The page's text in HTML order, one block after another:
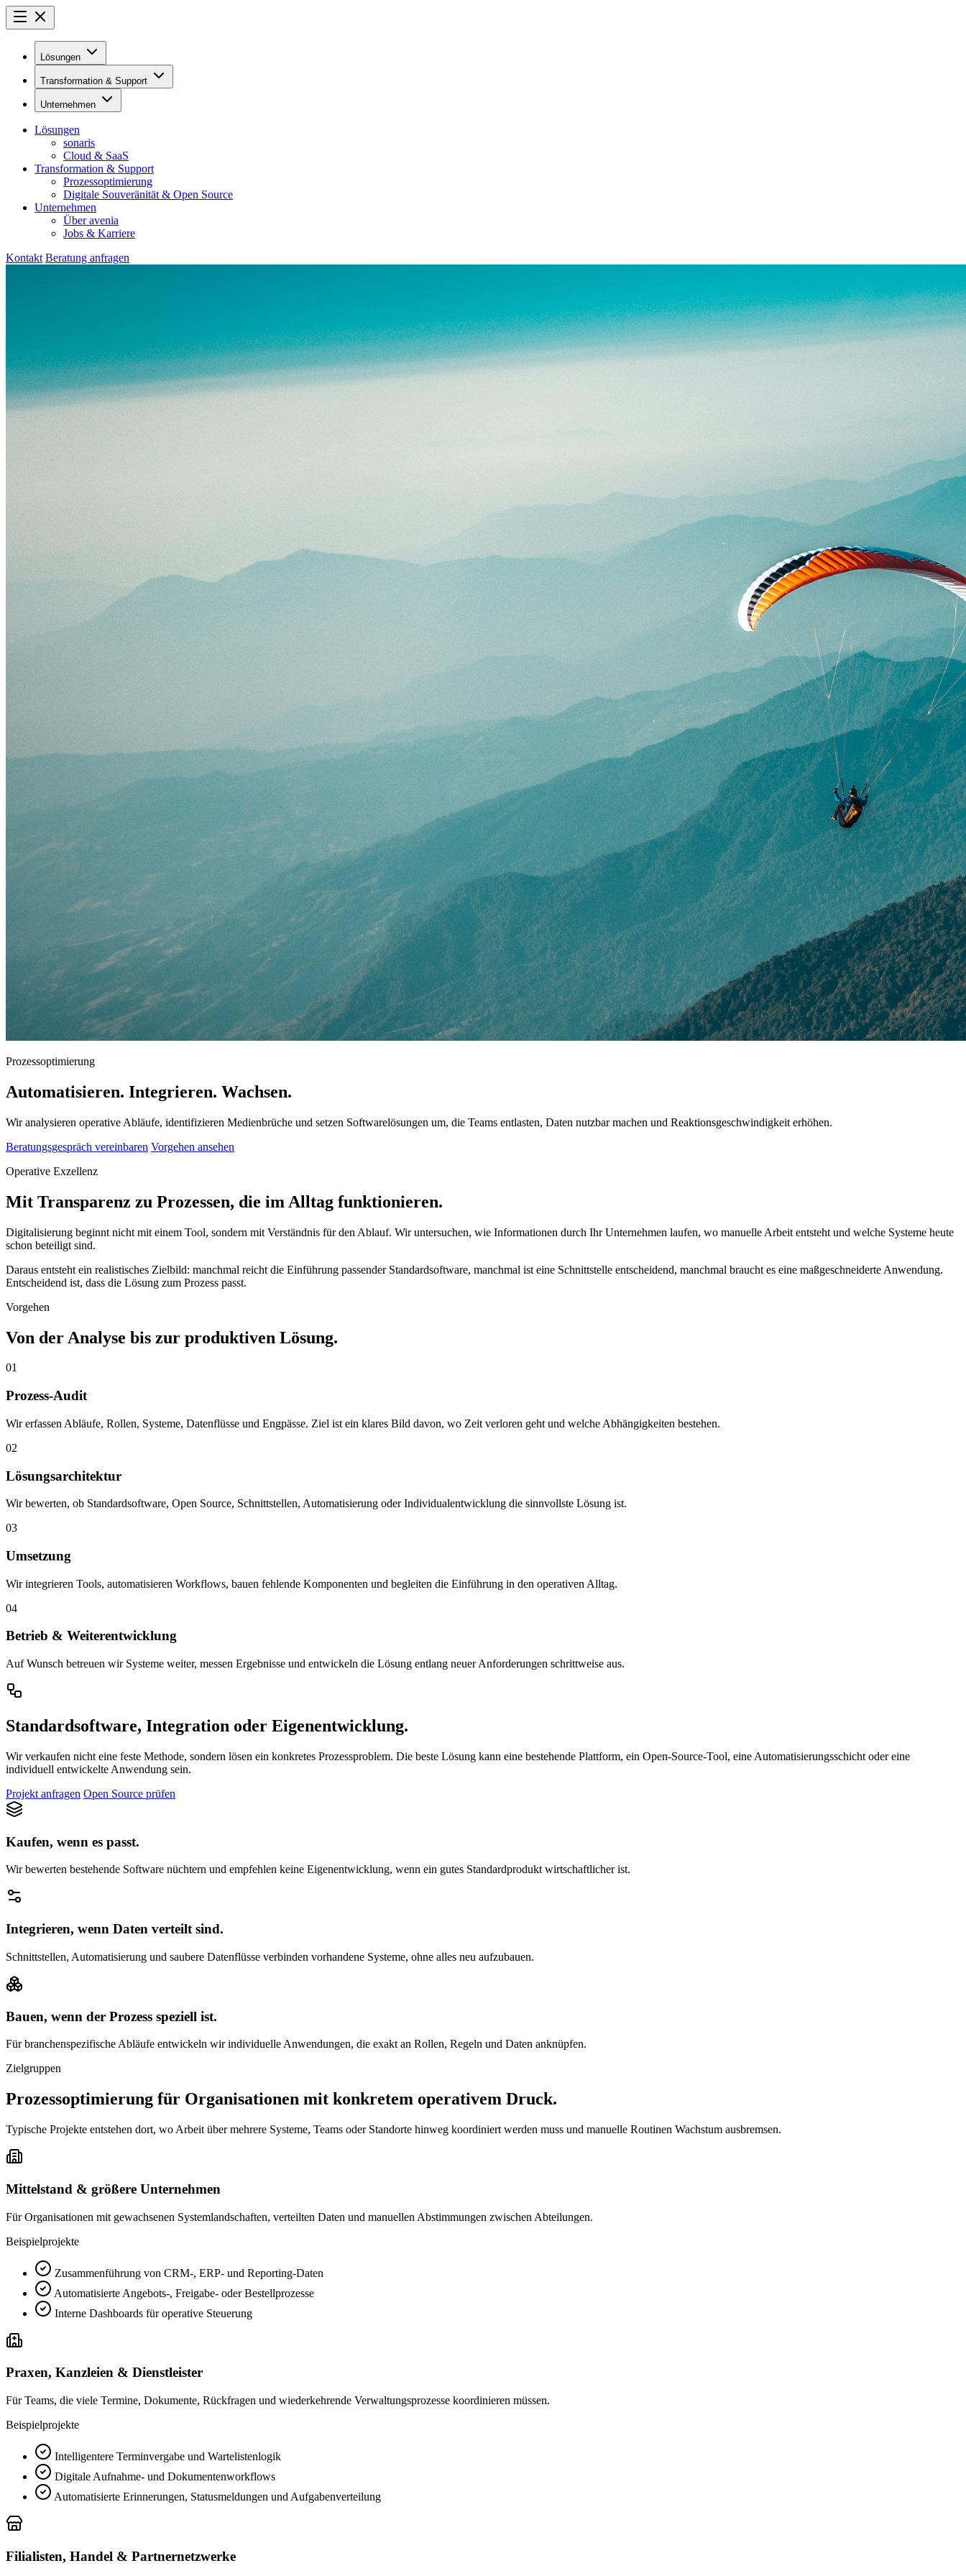
Lösungen
Transformation & Support
Unternehmen
Lösungen
sonaris
Cloud & SaaS
Transformation & Support
Prozessoptimierung
Digitale Souveränität & Open Source
Unternehmen
Über avenia
Jobs & Karriere
Kontakt Beratung anfragen
Prozessoptimierung
Automatisieren. Integrieren. Wachsen.
Wir analysieren operative Abläufe, identifizieren Medienbrüche und setzen Softwarelösungen um, die Teams entlasten, Daten nutzbar machen und Reaktionsgeschwindigkeit erhöhen.
Beratungsgespräch vereinbaren Vorgehen ansehen
Operative Exzellenz
Mit Transparenz zu Prozessen, die im Alltag funktionieren.
Digitalisierung beginnt nicht mit einem Tool, sondern mit Verständnis für den Ablauf. Wir untersuchen, wie Informationen durch Ihr Unternehmen laufen, wo manuelle Arbeit entsteht und welche Systeme heute
schon beteiligt sind.
Daraus entsteht ein realistisches Zielbild: manchmal reicht die Einführung passender Standardsoftware, manchmal ist eine Schnittstelle entscheidend, manchmal braucht es eine maßgeschneiderte Anwendung.
Entscheidend ist, dass die Lösung zum Prozess passt.
Vorgehen
Von der Analyse bis zur produktiven Lösung.
01
Prozess-Audit
Wir erfassen Abläufe, Rollen, Systeme, Datenflüsse und Engpässe. Ziel ist ein klares Bild davon, wo Zeit verloren geht und welche Abhängigkeiten bestehen.
02
Lösungsarchitektur
Wir bewerten, ob Standardsoftware, Open Source, Schnittstellen, Automatisierung oder Individualentwicklung die sinnvollste Lösung ist.
03
Umsetzung
Wir integrieren Tools, automatisieren Workflows, bauen fehlende Komponenten und begleiten die Einführung in den operativen Alltag.
04
Betrieb & Weiterentwicklung
Auf Wunsch betreuen wir Systeme weiter, messen Ergebnisse und entwickeln die Lösung entlang neuer Anforderungen schrittweise aus.
Standardsoftware, Integration oder Eigenentwicklung.
Wir verkaufen nicht eine feste Methode, sondern lösen ein konkretes Prozessproblem. Die beste Lösung kann eine bestehende Plattform, ein Open-Source-Tool, eine Automatisierungsschicht oder eine
individuell entwickelte Anwendung sein.
Projekt anfragen Open Source prüfen
Kaufen, wenn es passt.
Wir bewerten bestehende Software nüchtern und empfehlen keine Eigenentwicklung, wenn ein gutes Standardprodukt wirtschaftlicher ist.
Integrieren, wenn Daten verteilt sind.
Schnittstellen, Automatisierung und saubere Datenflüsse verbinden vorhandene Systeme, ohne alles neu aufzubauen.
Bauen, wenn der Prozess speziell ist.
Für branchenspezifische Abläufe entwickeln wir individuelle Anwendungen, die exakt an Rollen, Regeln und Daten anknüpfen.
Zielgruppen
Prozessoptimierung für Organisationen mit konkretem operativem Druck.
Typische Projekte entstehen dort, wo Arbeit über mehrere Systeme, Teams oder Standorte hinweg koordiniert werden muss und manuelle Routinen Wachstum ausbremsen.
Mittelstand & größere Unternehmen
Für Organisationen mit gewachsenen Systemlandschaften, verteilten Daten und manuellen Abstimmungen zwischen Abteilungen.
Beispielprojekte
Zusammenführung von CRM-, ERP- und Reporting-Daten
Automatisierte Angebots-, Freigabe- oder Bestellprozesse
Interne Dashboards für operative Steuerung
Praxen, Kanzleien & Dienstleister
Für Teams, die viele Termine, Dokumente, Rückfragen und wiederkehrende Verwaltungsprozesse koordinieren müssen.
Beispielprojekte
Intelligentere Terminvergabe und Wartelistenlogik
Digitale Aufnahme- und Dokumentenworkflows
Automatisierte Erinnerungen, Statusmeldungen und Aufgabenverteilung
Filialisten, Handel & Partnernetzwerke